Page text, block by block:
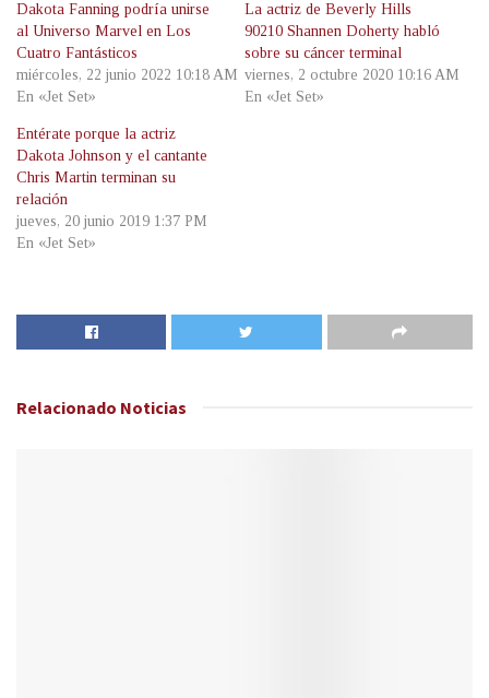
Dakota Fanning podría unirse
al Universo Marvel en Los
Cuatro Fantásticos
miércoles, 22 junio 2022 10:18 AM
En «Jet Set»
La actriz de Beverly Hills
90210 Shannen Doherty habló
sobre su cáncer terminal
viernes, 2 octubre 2020 10:16 AM
En «Jet Set»
Entérate porque la actriz
Dakota Johnson y el cantante
Chris Martin terminan su
relación
jueves, 20 junio 2019 1:37 PM
En «Jet Set»
Relacionado Noticias